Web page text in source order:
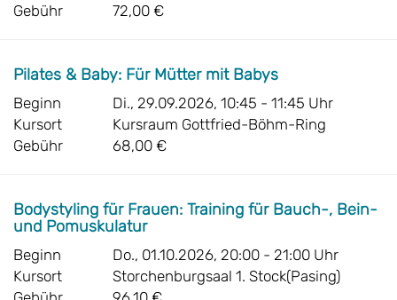
Gebühr
72,00 €
Pilates & Baby: Für Mütter mit Babys
Beginn
Di., 29.09.2026, 10:45 - 11:45 Uhr
Kursort
Kursraum Gottfried-Böhm-Ring
Gebühr
68,00 €
Bodystyling für Frauen: Training für Bauch-, Bein-
und Pomuskulatur
Beginn
Do., 01.10.2026, 20:00 - 21:00 Uhr
Kursort
Storchenburgsaal 1. Stock(Pasing)